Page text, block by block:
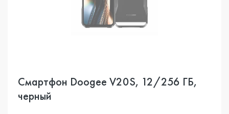
Смартфон Doogee V20S, 12/256 ГБ,
черный